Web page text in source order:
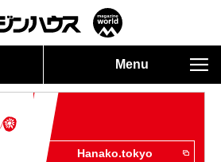
Menu
Hanako.tokyo